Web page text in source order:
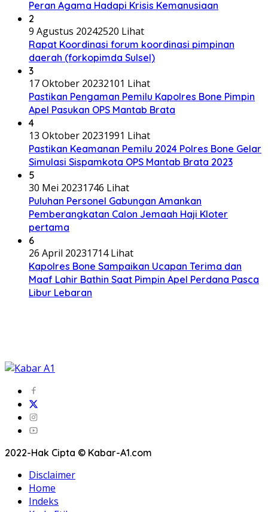
Peran Agama Hadapi Krisis Kemanusiaan
2
9 Agustus 20242520 Lihat
Rapat Koordinasi forum koordinasi pimpinan
daerah (forkopimda Sulsel)
3
17 Oktober 20232101 Lihat
Pastikan Pengaman Pemilu Kapolres Bone Pimpin
Apel Pasukan OPS Mantab Brata
4
13 Oktober 20231991 Lihat
Pastikan Keamanan Pemilu 2024 Polres Bone Gelar
Simulasi Sispamkota OPS Mantab Brata 2023
5
30 Mei 20231746 Lihat
Puluhan Personel Gabungan Amankan
Pemberangkatan Calon Jemaah Haji Kloter
pertama
6
26 April 20231714 Lihat
Kapolres Bone Sampaikan Ucapan Terima dan
Maaf Lahir Bathin Saat Pimpin Apel Perdana Pasca
Libur Lebaran
2022-Hak Cipta © Kabar-A1.com
Disclaimer
Home
Indeks